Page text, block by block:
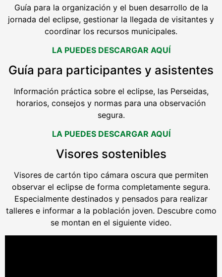
Guía para la organización y el buen desarrollo de la
jornada del eclipse, gestionar la llegada de visitantes y
coordinar los recursos municipales.
LA PUEDES DESCARGAR AQUÍ
Guía para participantes y asistentes
Información práctica sobre el eclipse, las Perseidas,
horarios, consejos y normas para una observación
segura.
LA PUEDES DESCARGAR AQUÍ
Visores sostenibles
Visores de cartón tipo cámara oscura que permiten
observar el eclipse de forma completamente segura.
Especialmente destinados y pensados para realizar
talleres e informar a la población joven. Descubre como
se montan en el siguiente video.